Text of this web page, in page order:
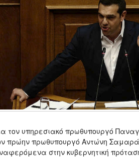
τον υπηρεσιακό πρωθυπουργό
πρώην πρωθυπουργό Αντώνη
στην κυβερνητική